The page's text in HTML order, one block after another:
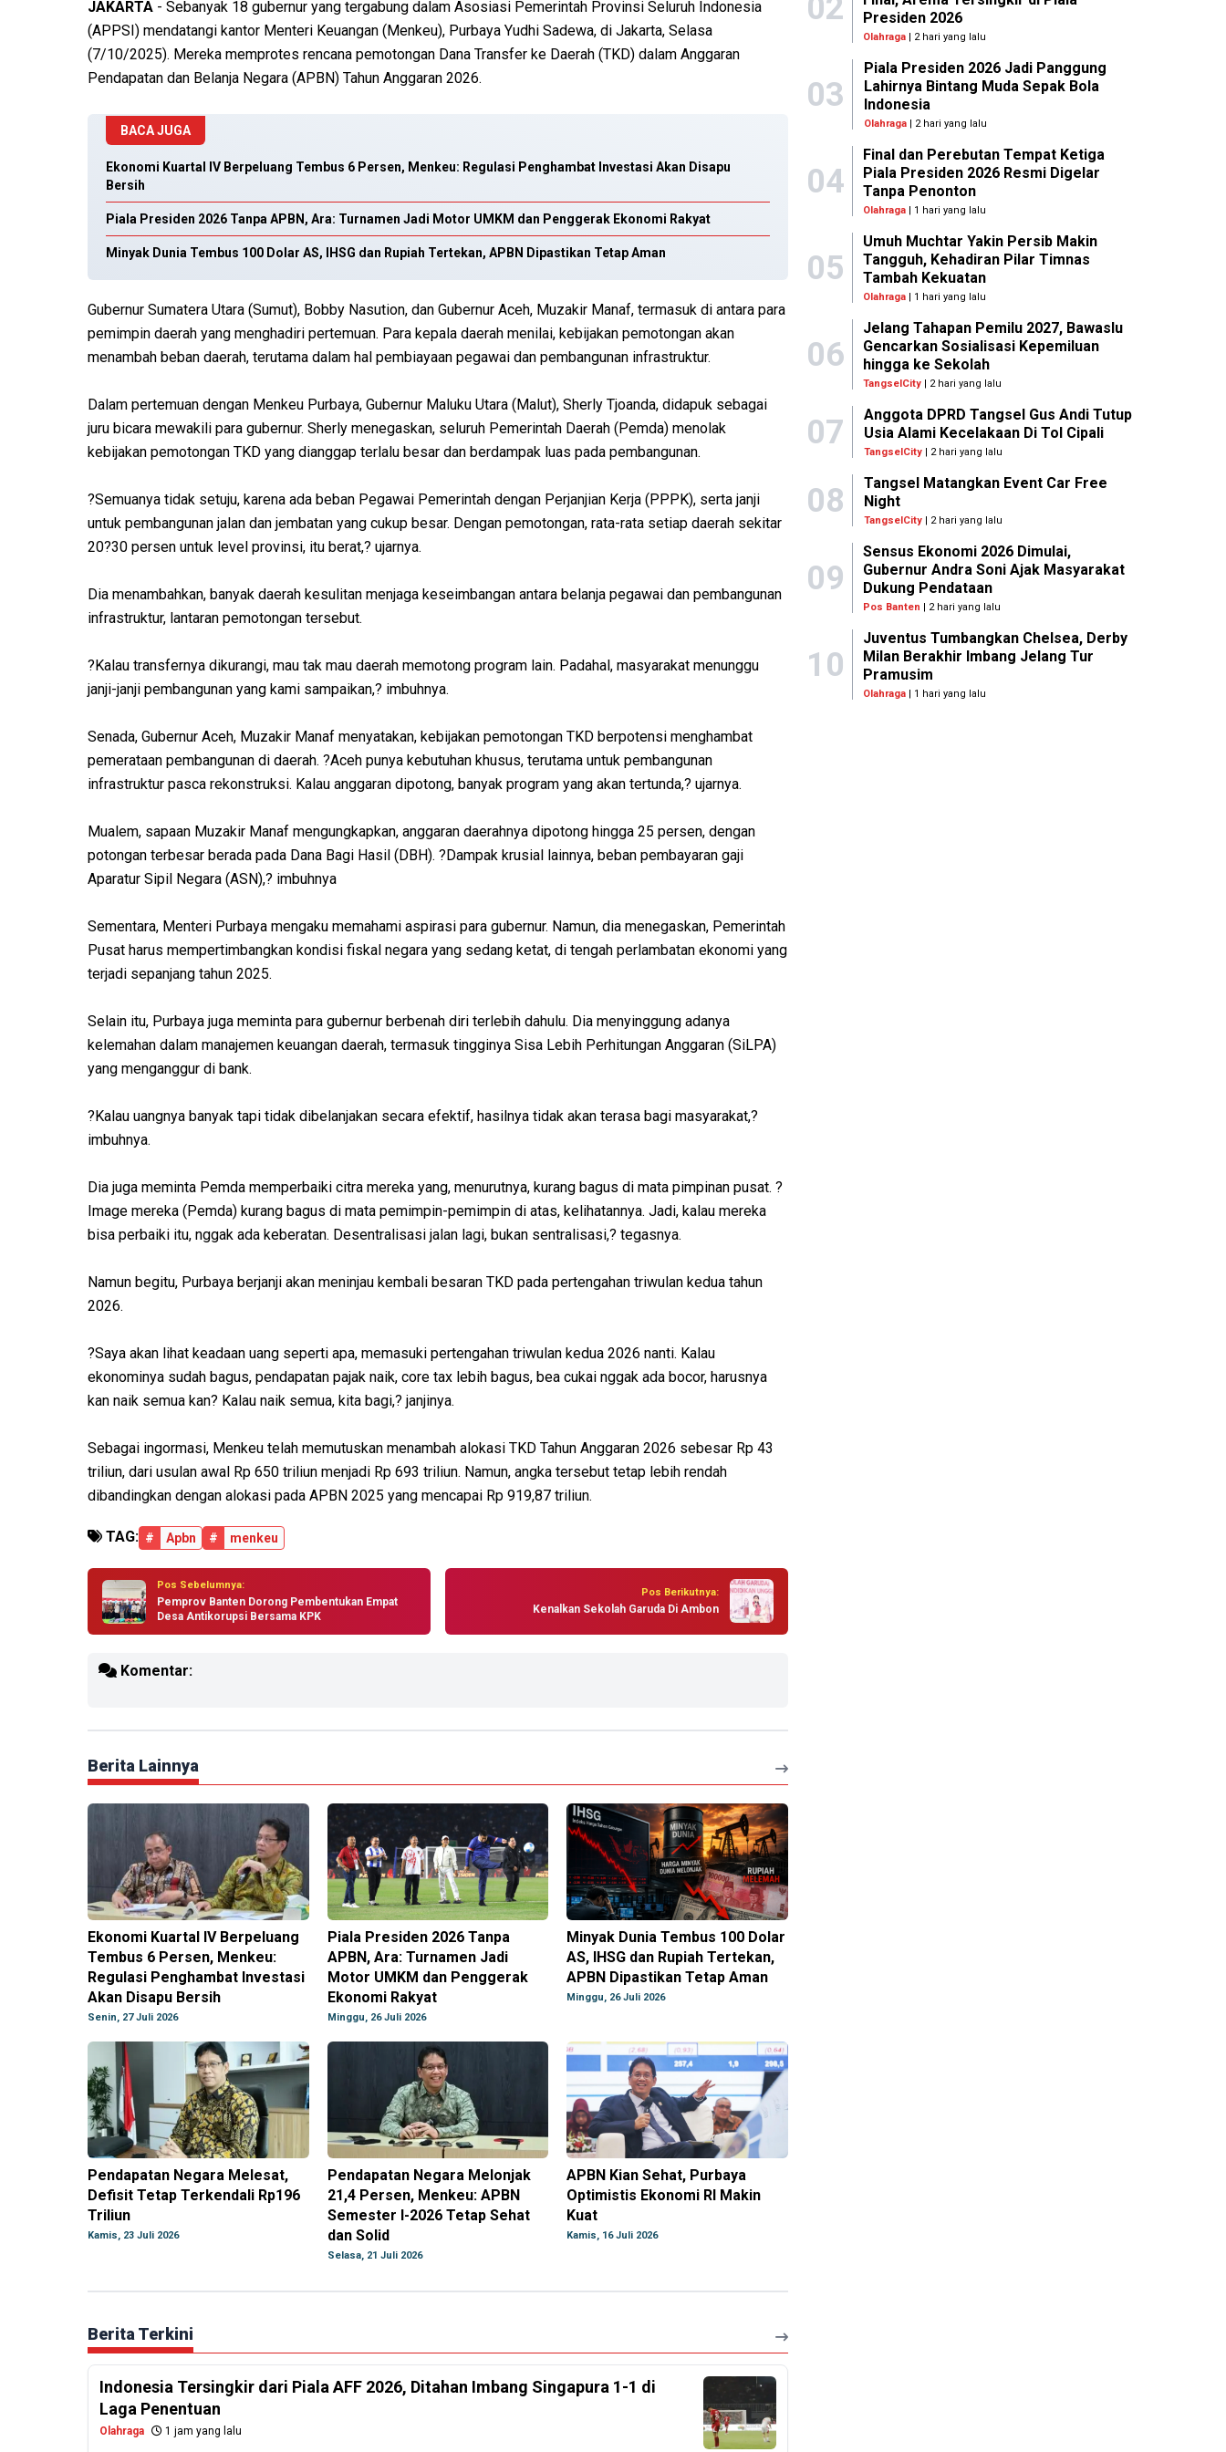
JAKARTA - Sebanyak 18 gubernur yang tergabung dalam Asosiasi Pemerintah Provinsi Seluruh Indonesia
(APPSI) mendatangi kantor Menteri Keuangan (Menkeu), Purbaya Yudhi Sadewa, di Jakarta, Selasa
(7/10/2025). Mereka memprotes rencana pemotongan Dana Transfer ke Daerah (TKD) dalam Anggaran
Pendapatan dan Belanja Negara (APBN) Tahun Anggaran 2026.
BACA JUGA
Ekonomi Kuartal IV Berpeluang Tembus 6 Persen, Menkeu: Regulasi Penghambat Investasi Akan Disapu
Bersih
Piala Presiden 2026 Tanpa APBN, Ara: Turnamen Jadi Motor UMKM dan Penggerak Ekonomi Rakyat
Minyak Dunia Tembus 100 Dolar AS, IHSG dan Rupiah Tertekan, APBN Dipastikan Tetap Aman
Gubernur Sumatera Utara (Sumut), Bobby Nasution, dan Gubernur Aceh, Muzakir Manaf, termasuk di antara para
pemimpin daerah yang menghadiri pertemuan. Para kepala daerah menilai, kebijakan pemotongan akan
menambah beban daerah, terutama dalam hal pembiayaan pegawai dan pembangunan infrastruktur.
Dalam pertemuan dengan Menkeu Purbaya, Gubernur Maluku Utara (Malut), Sherly Tjoanda, didapuk sebagai
juru bicara mewakili para gubernur. Sherly menegaskan, seluruh Pemerintah Daerah (Pemda) menolak
kebijakan pemotongan TKD yang dianggap terlalu besar dan berdampak luas pada pembangunan.
?Semuanya tidak setuju, karena ada beban Pegawai Pemerintah dengan Perjanjian Kerja (PPPK), serta janji
untuk pembangunan jalan dan jembatan yang cukup besar. Dengan pemotongan, rata-rata setiap daerah sekitar
20?30 persen untuk level provinsi, itu berat,? ujarnya.
Dia menambahkan, banyak daerah kesulitan menjaga keseimbangan antara belanja pegawai dan pembangunan
infrastruktur, lantaran pemotongan tersebut.
?Kalau transfernya dikurangi, mau tak mau daerah memotong program lain. Padahal, masyarakat menunggu
janji-janji pembangunan yang kami sampaikan,? imbuhnya.
Senada, Gubernur Aceh, Muzakir Manaf menyatakan, kebijakan pemotongan TKD berpotensi menghambat
pemerataan pembangunan di daerah. ?Aceh punya kebutuhan khusus, terutama untuk pembangunan
infrastruktur pasca rekonstruksi. Kalau anggaran dipotong, banyak program yang akan tertunda,? ujarnya.
Mualem, sapaan Muzakir Manaf mengungkapkan, anggaran daerahnya dipotong hingga 25 persen, dengan
potongan terbesar berada pada Dana Bagi Hasil (DBH). ?Dampak krusial lainnya, beban pembayaran gaji
Aparatur Sipil Negara (ASN),? imbuhnya
Sementara, Menteri Purbaya mengaku memahami aspirasi para gubernur. Namun, dia menegaskan, Pemerintah
Pusat harus mempertimbangkan kondisi fiskal negara yang sedang ketat, di tengah perlambatan ekonomi yang
terjadi sepanjang tahun 2025.
Selain itu, Purbaya juga meminta para gubernur berbenah diri terlebih dahulu. Dia menyinggung adanya
kelemahan dalam manajemen keuangan daerah, termasuk tingginya Sisa Lebih Perhitungan Anggaran (SiLPA)
yang menganggur di bank.
?Kalau uangnya banyak tapi tidak dibelanjakan secara efektif, hasilnya tidak akan terasa bagi masyarakat,?
imbuhnya.
Dia juga meminta Pemda memperbaiki citra mereka yang, menurutnya, kurang bagus di mata pimpinan pusat. ?
Image mereka (Pemda) kurang bagus di mata pemimpin-pemimpin di atas, kelihatannya. Jadi, kalau mereka
bisa perbaiki itu, nggak ada keberatan. Desentralisasi jalan lagi, bukan sentralisasi,? tegasnya.
Namun begitu, Purbaya berjanji akan meninjau kembali besaran TKD pada pertengahan triwulan kedua tahun
2026.
?Saya akan lihat keadaan uang seperti apa, memasuki pertengahan triwulan kedua 2026 nanti. Kalau
ekonominya sudah bagus, pendapatan pajak naik, core tax lebih bagus, bea cukai nggak ada bocor, harusnya
kan naik semua kan? Kalau naik semua, kita bagi,? janjinya.
Sebagai ingormasi, Menkeu telah memutuskan menambah alokasi TKD Tahun Anggaran 2026 sebesar Rp 43
triliun, dari usulan awal Rp 650 triliun menjadi Rp 693 triliun. Namun, angka tersebut tetap lebih rendah
dibandingkan dengan alokasi pada APBN 2025 yang mencapai Rp 919,87 triliun.
TAG: # Apbn # menkeu
Pos Sebelumnya:
Pemprov Banten Dorong Pembentukan Empat
Desa Antikorupsi Bersama KPK
Pos Berikutnya:
Kenalkan Sekolah Garuda Di Ambon
Komentar:
Berita Lainnya
Ekonomi Kuartal IV Berpeluang
Tembus 6 Persen, Menkeu:
Regulasi Penghambat Investasi
Akan Disapu Bersih
Senin, 27 Juli 2026
Piala Presiden 2026 Tanpa
APBN, Ara: Turnamen Jadi
Motor UMKM dan Penggerak
Ekonomi Rakyat
Minggu, 26 Juli 2026
Minyak Dunia Tembus 100 Dolar
AS, IHSG dan Rupiah Tertekan,
APBN Dipastikan Tetap Aman
Minggu, 26 Juli 2026
Pendapatan Negara Melesat,
Defisit Tetap Terkendali Rp196
Triliun
Kamis, 23 Juli 2026
Pendapatan Negara Melonjak
21,4 Persen, Menkeu: APBN
Semester I-2026 Tetap Sehat
dan Solid
Selasa, 21 Juli 2026
APBN Kian Sehat, Purbaya
Optimistis Ekonomi RI Makin
Kuat
Kamis, 16 Juli 2026
Berita Terkini
Indonesia Tersingkir dari Piala AFF 2026, Ditahan Imbang Singapura 1-1 di
Laga Penentuan
Olahraga 1 jam yang lalu
02
Presiden 2026
Olahraga | 2 hari yang lalu
03
Piala Presiden 2026 Jadi Panggung
Lahirnya Bintang Muda Sepak Bola
Indonesia
Olahraga| 2 hari yang lalu
04
Final dan Perebutan Tempat Ketiga
Piala Presiden 2026 Resmi Digelar
Tanpa Penonton
Olahraga | 1 hari yang lalu
05
Umuh Muchtar Yakin Persib Makin
Tangguh, Kehadiran Pilar Timnas
Tambah Kekuatan
Olahraga | 1 hari yang lalu
06
Jelang Tahapan Pemilu 2027, Bawaslu
Gencarkan Sosialisasi Kepemiluan
hingga ke Sekolah
TangselCity | 2 hari yang lalu
07
Anggota DPRD Tangsel Gus Andi Tutup
Usia Alami Kecelakaan Di Tol Cipali
TangselCity| 2 hari yang lalu
08
Tangsel Matangkan Event Car Free
Night
TangselCity| 2 hari yang lalu
09
Sensus Ekonomi 2026 Dimulai,
Gubernur Andra Soni Ajak Masyarakat
Dukung Pendataan
Pos Banten | 2 hari yang lalu
10
Juventus Tumbangkan Chelsea, Derby
Milan Berakhir Imbang Jelang Tur
Pramusim
Olahraga | 1 hari yang lalu